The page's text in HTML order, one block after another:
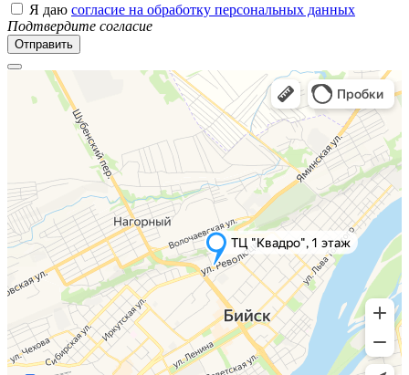
Я даю согласие на обработку персональных данных
Подтвердите согласие